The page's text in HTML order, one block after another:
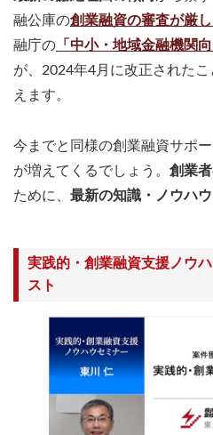
融公庫の創業融資の審査が厳
融庁の 「中小・地域金融機関
が、2024年4月に改正された
えます。
今までと同様の創業融資サポ
が増えてくるでしょう。 創業
ために、 最新の知識・ノウハウ
実践的・創業融資支援ノウ
スト